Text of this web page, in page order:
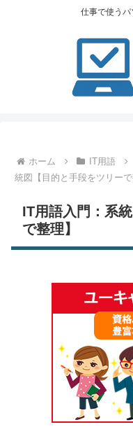
仕事で使う
ホーム IT用語
統図【目的と手段をツリーで
IT用語入門：系
で整理】